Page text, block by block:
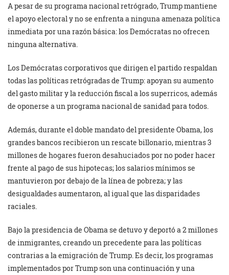
A pesar de su programa nacional retrógrado, Trump mantiene
el apoyo electoral y no se enfrenta a ninguna amenaza política
inmediata por una razón básica: los Demócratas no ofrecen
ninguna alternativa.
Los Demócratas corporativos que dirigen el partido respaldan
todas las políticas retrógradas de Trump: apoyan su aumento
del gasto militar y la reducción fiscal a los superricos, además
de oponerse a un programa nacional de sanidad para todos.
Además, durante el doble mandato del presidente Obama, los
grandes bancos recibieron un rescate billonario, mientras 3
millones de hogares fueron desahuciados por no poder hacer
frente al pago de sus hipotecas; los salarios mínimos se
mantuvieron por debajo de la línea de pobreza; y las
desigualdades aumentaron, al igual que las disparidades
raciales.
Bajo la presidencia de Obama se detuvo y deportó a 2 millones
de inmigrantes, creando un precedente para las políticas
contrarias a la emigración de Trump. Es decir, los programas
implementados por Trump son una continuación y una